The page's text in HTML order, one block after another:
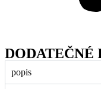
DODATEČNÉ
popis